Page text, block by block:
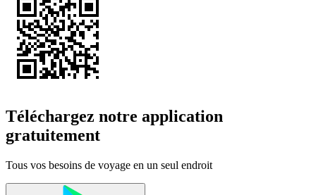
Téléchargez notre application
gratuitement
Tous vos besoins de voyage en un seul endroit